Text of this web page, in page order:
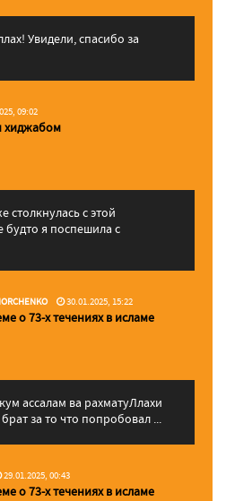
Увидели, спасибо за
09:02
хиджабом
столкнулась с этой
я поспешила с
30.01.2025, 15:22
о 73-х течениях в исламе
за то что попробовал ...
29.01.2025, 00:43
о 73-х течениях в исламе